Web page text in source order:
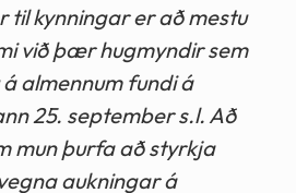
til kynningar er að mestu
við þær hugmyndir sem
almennum fundi á
25. september s.l. Að
mun þurfa að styrkja
aukningar á